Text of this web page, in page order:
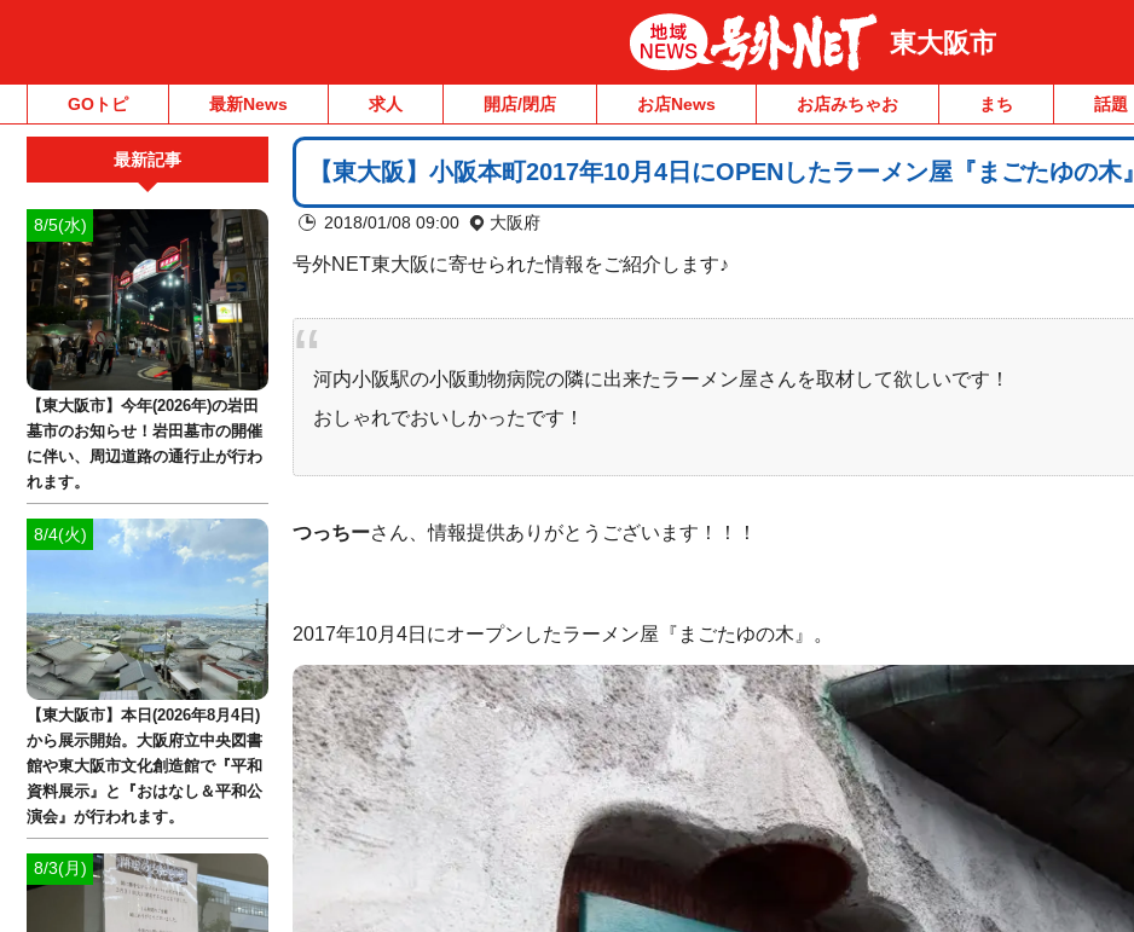
東大阪市
GOトピ 最新News 求人 開店/閉店 お店News お店みちゃお まち 話題
【東大阪】小阪本町2017年10月4日にOPENしたラーメン屋『まごたゆの木』
2018/01/08 09:00 大阪府
号外NET東大阪に寄せられた情報をご紹介します♪
河内小阪駅の小阪動物病院の隣に出来たラーメン屋さんを取材して欲しいです！
おしゃれでおいしかったです！
つっちーさん、情報提供ありがとうございます！！！
2017年10月4日にオープンしたラーメン屋『まごたゆの木』。
最新記事
8/5(水)
【東大阪市】今年(2026年)の岩田
墓市のお知らせ！岩田墓市の開催
に伴い、周辺道路の通行止が行わ
れます。
8/4(火)
【東大阪市】本日(2026年8月4日)
から展示開始。大阪府立中央図書
館や東大阪市文化創造館で『平和
資料展示』と『おはなし＆平和公
演会』が行われます。
8/3(月)